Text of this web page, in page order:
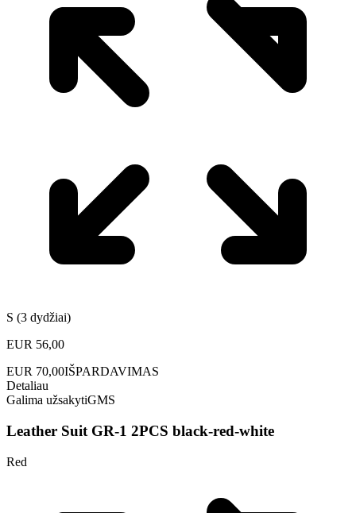
S (3 dydžiai)
EUR 56,00
EUR 70,00IŠPARDAVIMAS
Detaliau
Galima užsakytiGMS
Leather Suit GR-1 2PCS black-red-white
Red